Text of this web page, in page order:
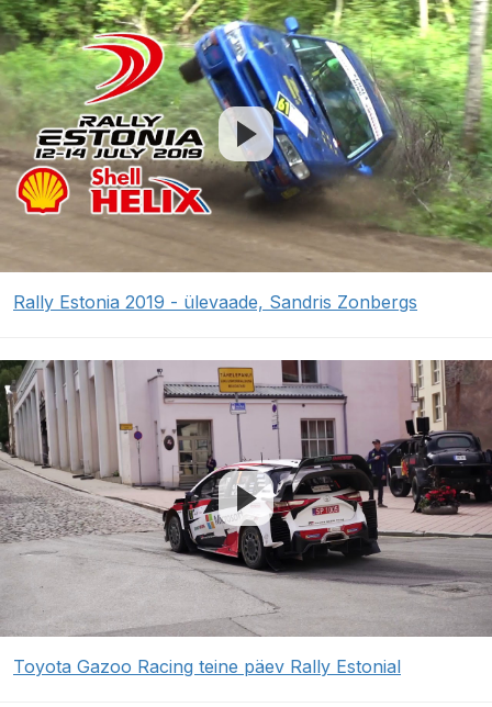
Rally Estonia 2019 - ülevaade, Sandris Zonbergs
Toyota Gazoo Racing teine päev Rally Estonial